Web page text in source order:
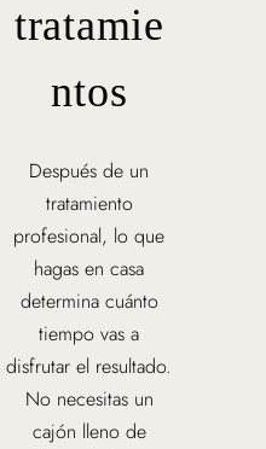
tratamie
ntos
Después de un
tratamiento
profesional, lo que
hagas en casa
determina cuánto
tiempo vas a
disfrutar el resultado.
No necesitas un
cajón lleno de